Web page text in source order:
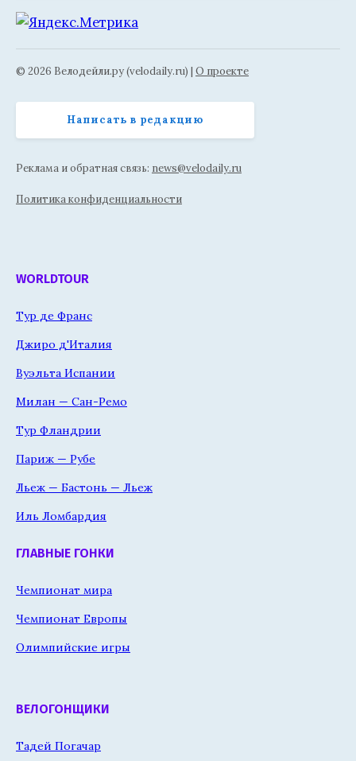
© 2026 Велодейли.ру (velodaily.ru) | О проекте
Написать в редакцию
Реклама и обратная связь: news@velodaily.ru
Политика конфиденциальности
WORLDTOUR
Тур де Франс
Джиро д'Италия
Вуэльта Испании
Милан — Сан-Ремо
Тур Фландрии
Париж — Рубе
Льеж — Бастонь — Льеж
Иль Ломбардия
ГЛАВНЫЕ ГОНКИ
Чемпионат мира
Чемпионат Европы
Олимпийские игры
ВЕЛОГОНЩИКИ
Тадей Погачар